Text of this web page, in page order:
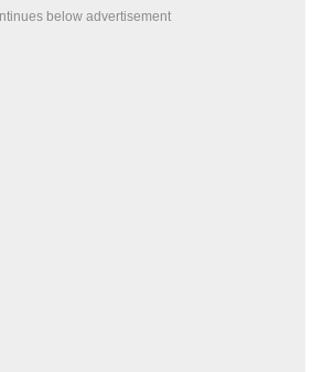
below advertisement